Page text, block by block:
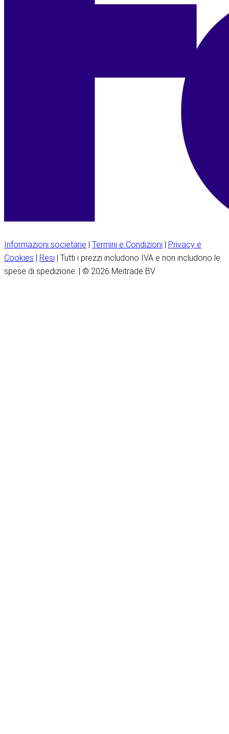
Informazioni societarie | Termini e Condizioni | Privacy e
Cookies | Resi | Tutti i prezzi includono IVA e non includono le
spese di spedizione. | © 2026 Meitrade BV